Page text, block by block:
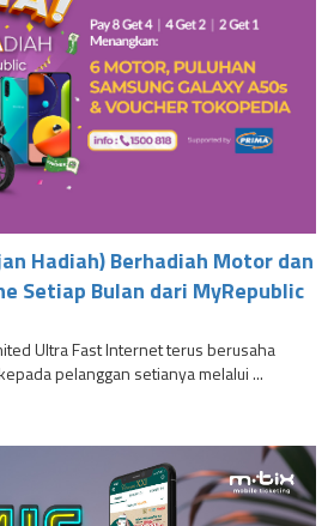
Hadiah) Berhadiah Motor dan
Setiap Bulan dari MyRepublic
Ultra Fast Internet terus berusaha
pelanggan setianya melalui ...